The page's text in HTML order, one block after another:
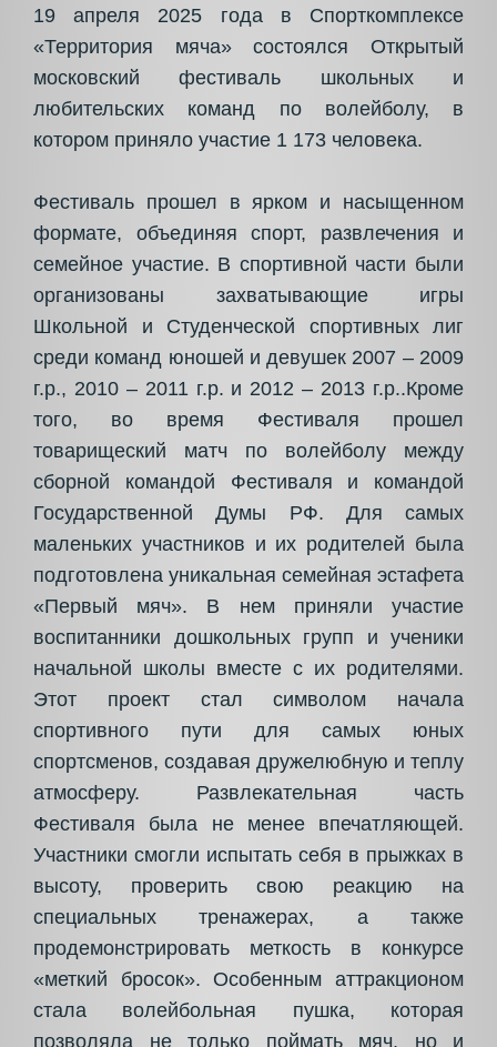
19 апреля 2025 года в Спорткомплексе
«Территория мяча» состоялся Открытый
московский фестиваль школьных и
любительских команд по волейболу, в
котором приняло участие 1 173 человека.
Фестиваль прошел в ярком и насыщенном
формате, объединяя спорт, развлечения и
семейное участие. В спортивной части были
организованы захватывающие игры
Школьной и Студенческой спортивных лиг
среди команд юношей и девушек 2007 – 2009
г.р., 2010 – 2011 г.р. и 2012 – 2013 г.р..Кроме
того, во время Фестиваля прошел
товарищеский матч по волейболу между
сборной командой Фестиваля и командой
Государственной Думы РФ. Для самых
маленьких участников и их родителей была
подготовлена уникальная семейная эстафета
«Первый мяч». В нем приняли участие
воспитанники дошкольных групп и ученики
начальной школы вместе с их родителями.
Этот проект стал символом начала
спортивного пути для самых юных
спортсменов, создавая дружелюбную и теплу
атмосферу. Развлекательная часть
Фестиваля была не менее впечатляющей.
Участники смогли испытать себя в прыжках в
высоту, проверить свою реакцию на
специальных тренажерах, а также
продемонстрировать меткость в конкурсе
«меткий бросок». Особенным аттракционом
стала волейбольная пушка, которая
позволяла не только поймать мяч, но и